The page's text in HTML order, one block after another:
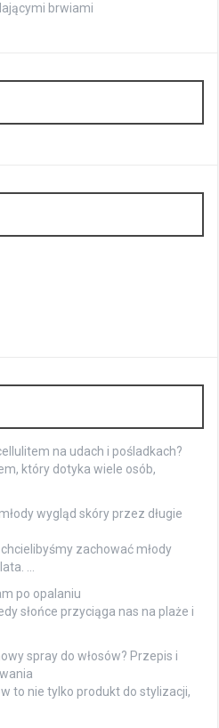
brwiami
na udach i pośladkach?
który dotyka wiele osób,
wygląd skóry przez długie
zachować młody
…
po opalaniu
słońce przyciąga nas na plaże i
spray do włosów? Przepis i
to nie tylko produkt do stylizacji,